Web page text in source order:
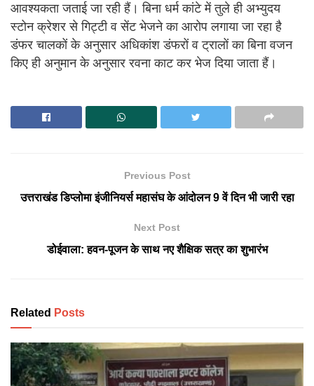
आवश्यकता जताई जा रही हैं। बिना धर्म कांटे में तुले ही अभ्युदय
स्टोन क्रेशर से गिट्टी व सेंट भेजने का आरोप लगाया जा रहा है
डंफर चालकों के अनुसार अधिकांश डंफरों व ट्रालों का बिना वजन
किए ही अनुमान के अनुसार रवना काट कर भेज दिया जाता हैं।
Previous Post
उत्तराखंड डिप्लोमा इंजीनियर्स महासंघ के आंदोलन 9 वें दिन भी जारी रहा
Next Post
डोईवाला: हवन-पूजन के साथ नए शैक्षिक सत्र का शुभारंभ
Related Posts